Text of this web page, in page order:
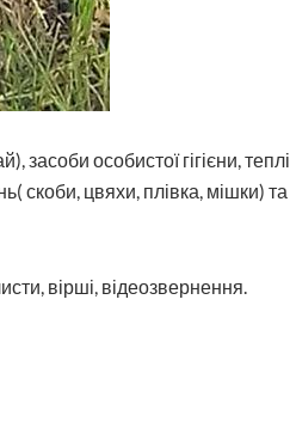
особистої гігієни, теплі
скоби, цвяхи, плівка, мішки) та
вірші, відеозвернення.